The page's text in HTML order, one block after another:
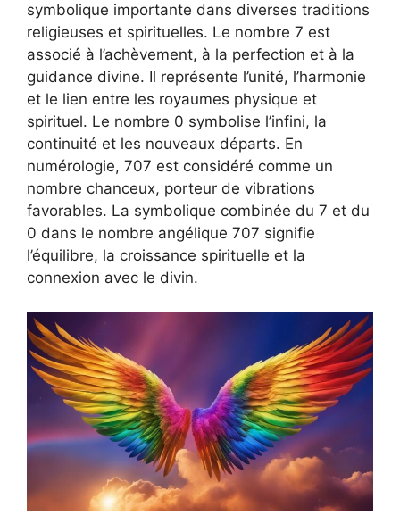
symbolique importante dans diverses traditions
religieuses et spirituelles. Le nombre 7 est
associé à l’achèvement, à la perfection et à la
guidance divine. Il représente l’unité, l’harmonie
et le lien entre les royaumes physique et
spirituel. Le nombre 0 symbolise l’infini, la
continuité et les nouveaux départs. En
numérologie, 707 est considéré comme un
nombre chanceux, porteur de vibrations
favorables. La symbolique combinée du 7 et du
0 dans le nombre angélique 707 signifie
l’équilibre, la croissance spirituelle et la
connexion avec le divin.